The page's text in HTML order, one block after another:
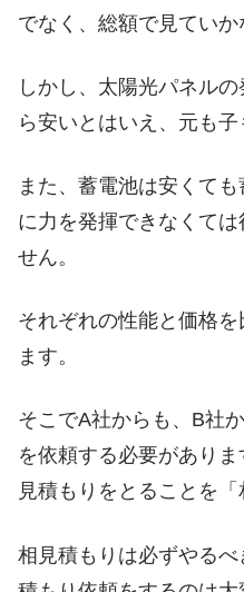
でなく、総額で見ていか
しかし、太陽光パネル
ら安いとはいえ、元も子
また、蓄電池は安くて
に力を発揮できなくて
せん。
それぞれの性能と価格
ます。
そこでA社からも、B社
を依頼する必要があり
見積もりをとることを「
相見積もりは必ずやる